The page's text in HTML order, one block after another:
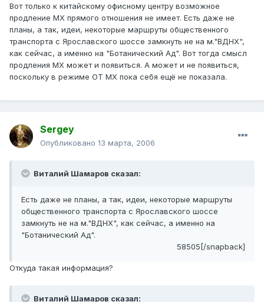
Вот только к китайскому офисному центру возможное
продление МХ прямого отношения не имеет. Есть даже не
планы, а так, идеи, некоторые маршруты общественного
транспорта с Ярославского шоссе замкнуть не на м."ВДНХ",
как сейчас, а именно на "Ботанический Ад". Вот тогда смысл
продления МХ может и появиться. А может и не появиться,
поскольку в режиме ОТ МХ пока себя ещё не показала.
Sergey
Опубликовано 13 марта, 2006
Виталий Шамаров сказал:
Есть даже не планы, а так, идеи, некоторые маршруты
общественного транспорта с Ярославского шоссе
замкнуть не на м."ВДНХ", как сейчас, а именно на
"Ботанический Ад".
58505[/snapback]
Откуда такая информация?
Виталий Шамаров сказал: